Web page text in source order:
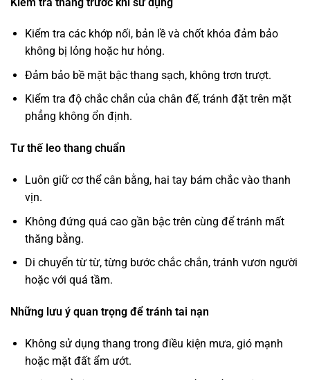
Kiểm tra các khớp nối, bản lề và chốt khóa đảm bảo
không bị lỏng hoặc hư hỏng.
Đảm bảo bề mặt bậc thang sạch, không trơn trượt.
Kiểm tra độ chắc chắn của chân đế, tránh đặt trên mặt
phẳng không ổn định.
Tư thế leo thang chuẩn
Luôn giữ cơ thể cân bằng, hai tay bám chắc vào thanh
vịn.
Không đứng quá cao gần bậc trên cùng để tránh mất
thăng bằng.
Di chuyển từ từ, từng bước chắc chắn, tránh vươn người
hoặc với quá tầm.
Những lưu ý quan trọng để tránh tai nạn
Không sử dụng thang trong điều kiện mưa, gió mạnh
hoặc mặt đất ẩm ướt.